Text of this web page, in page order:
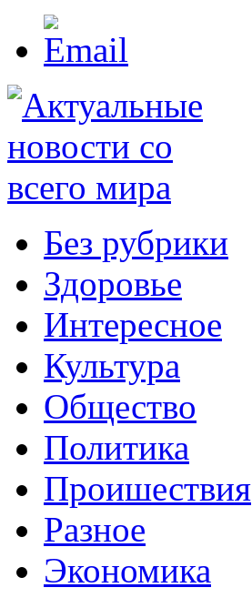
Без рубрики
Здоровье
Интересное
Культура
Общество
Политика
Проишествия
Разное
Экономика